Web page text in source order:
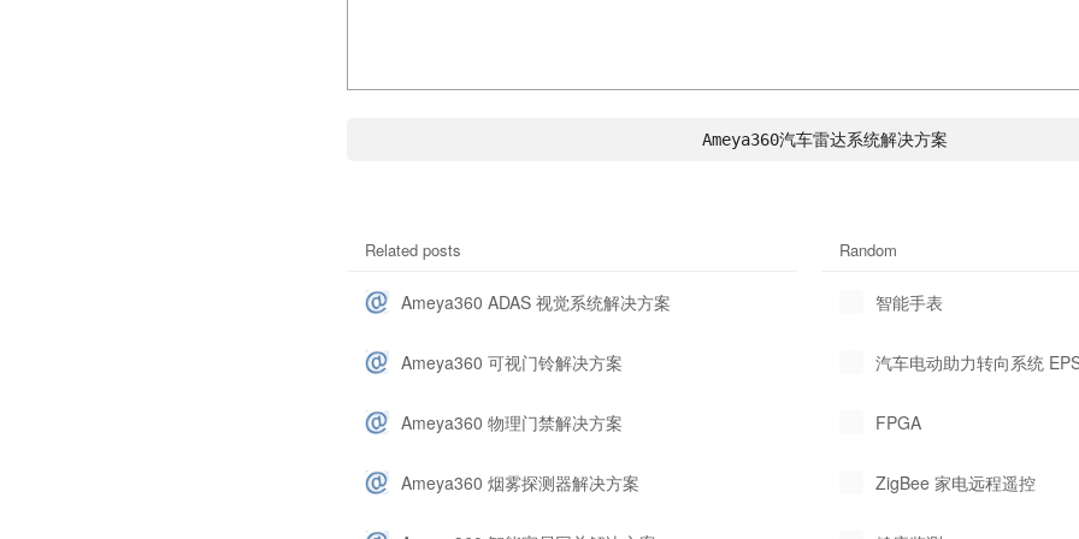
Related posts
Ameya360 ADAS 视觉系统解决方案
Ameya360 可视门铃解决方案
Ameya360 物理门禁解决方案
Ameya360 烟雾探测器解决方案
Random
智能手表
汽车电动助力转向系统
FPGA
ZigBee 家电远程遥控